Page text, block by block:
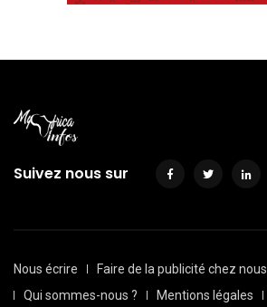
Suivez nous sur
Nous écrire
Faire de la publicité chez nous
Qui sommes-nous ?
Mentions légales